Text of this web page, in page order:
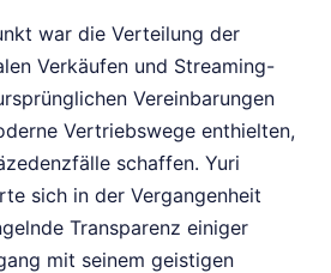
war die Verteilung der
Verkäufen und Streaming-
Vereinbarungen
Vertriebswege enthielten,
schaffen. Yuri
sich in der Vergangenheit
Transparenz einiger
mit seinem geistigen